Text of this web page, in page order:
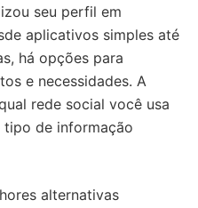
seu perfil em
aplicativos simples até
há opções para
e necessidades. A
rede social você usa
tipo de informação
alternativas